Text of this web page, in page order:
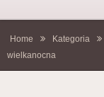
Home Kategoria
wielkanocna